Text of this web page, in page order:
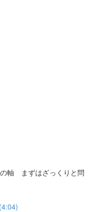
軸 まずはざっくりと問